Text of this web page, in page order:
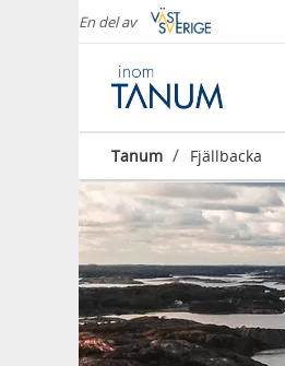
En del av
Tanum / Fjällbacka